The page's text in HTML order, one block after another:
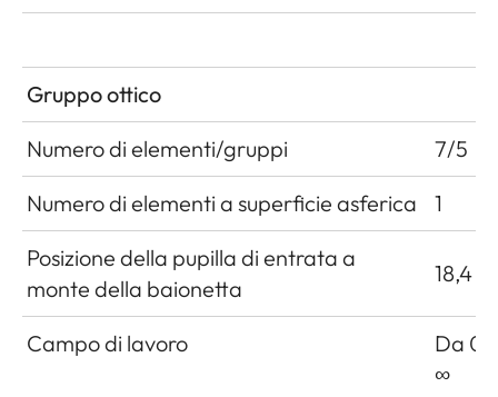
Gruppo ottico
Numero di elementi/gruppi
7/5
Numero di elementi a superficie asferica
1
Posizione della pupilla di entrata a
monte della baionetta
18,4
Campo di lavoro
Da
∞